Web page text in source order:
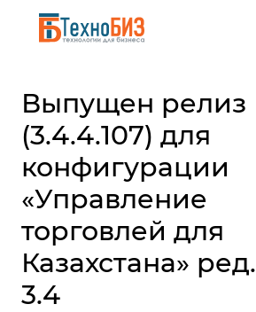
Выпущен релиз
(3.4.4.107) для
конфигурации
«Управление
торговлей для
Казахстана» ред.
3.4